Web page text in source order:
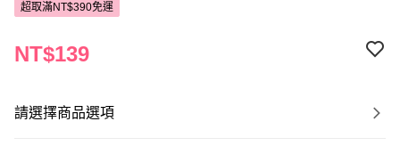
超取滿NT$390免運
NT$139
請選擇商品選項